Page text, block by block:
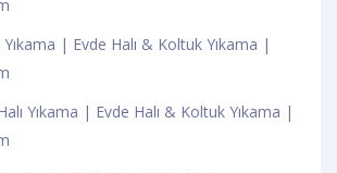
Yıkama | Evde Halı & Koltuk Yıkama |
Yıkama | Evde Halı & Koltuk Yıkama |